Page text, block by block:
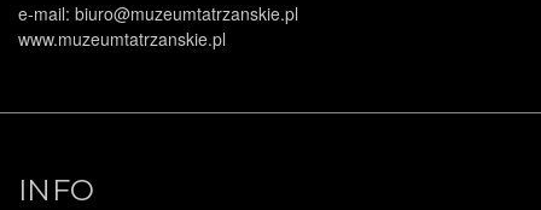
e-mail: biuro@muzeumtatrzanskie.pl
www.muzeumtatrzanskie.pl
INFO